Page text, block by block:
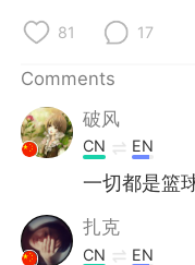
Русский
Indonesia
Türkçe
Português
81 17
Comments
破风
CN EN
一切都是篮
扎克
CN EN